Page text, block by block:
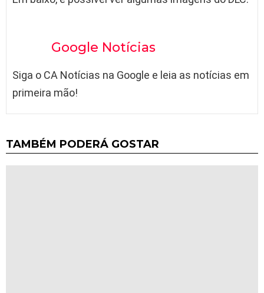
Google Notícias
Siga o CA Notícias na Google e leia as notícias em
primeira mão!
TAMBÉM PODERÁ GOSTAR